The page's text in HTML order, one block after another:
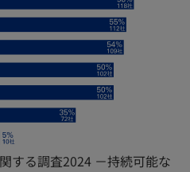
する調査2024 －持続可能な